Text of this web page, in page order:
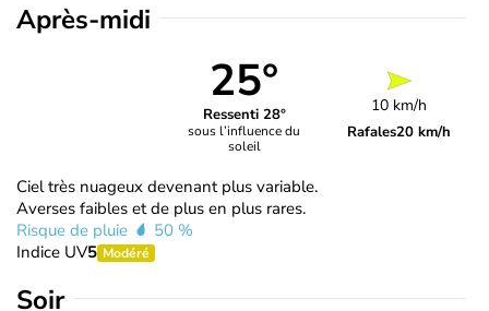
Après-midi
25°
Ressenti 28°
sous l’influence du
soleil
10 km/h
Rafales20 km/h
Ciel très nuageux devenant plus variable.
Averses faibles et de plus en plus rares.
Risque de pluie
50 %
Indice UV5 Modéré
Soir